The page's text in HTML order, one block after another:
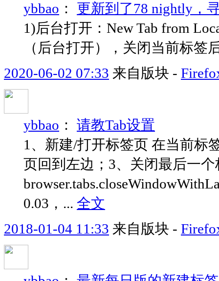
ybbao ： 更新到了78 nightly，
1)后台打开：New Tab from
（后台打开），关闭当前标签
2020-06-02 07:33 来自版块 -
ybbao ： 请教Tab设置
1、新建/打开标签页 在当前标
页回到左边；3、关闭最后一
0.03，... 全文
2018-01-04 11:33 来自版块 -